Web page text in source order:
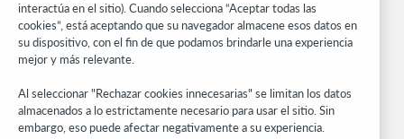
WebJunction
Red de desarrolladores
Manténgase al día
Obtenga las últimas novedades de los productos, estudios de
investigación, eventos y mucho más – directo a su bandeja de
interactúa en el sitio). Cuando selecciona “Aceptar todas las
cookies”, está aceptando que su navegador almacene esos datos en
su dispositivo, con el fin de que podamos brindarle una experiencia
mejor y más relevante.
Al seleccionar "Rechazar cookies innecesarias" se limitan los datos
almacenados a lo estrictamente necesario para usar el sitio. Sin
embargo, eso puede afectar negativamente a su experiencia.